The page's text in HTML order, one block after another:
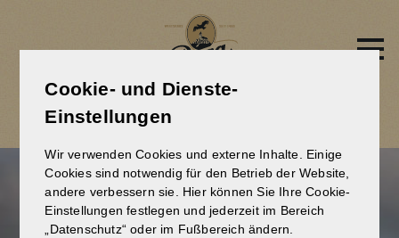
Cookie- und Dienste-
Einstellungen
Wir verwenden Cookies und externe Inhalte. Einige
Cookies sind notwendig für den Betrieb der Website,
andere verbessern sie. Hier können Sie Ihre Cookie-
Einstellungen festlegen und jederzeit im Bereich
„Datenschutz“ oder im Fußbereich ändern.
BERG BIER-BALLON